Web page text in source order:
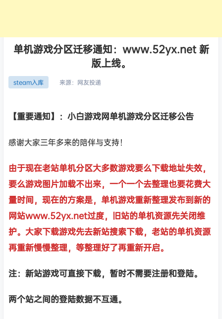
单机游戏分区迁移通知：www.52yx.net 新
版上线。
steam入库 来源： 网友投递
【重要通知】：小白游戏网单机游戏分区迁移公告
感谢大家三年多来的陪伴与支持！
由于现在老站单机分区大多数游戏要么下载地址失效，
要么游戏图片加载不出来，一个一个去整理也要花费大
量时间，现在的方案是，单机游戏重新整理发布到新的
网站www.52yx.net过度，旧站的单机资源先关闭维
护。大家下载游戏先去新站搜索下载，老站的单机资源
再重新慢慢整理，等整理好了再重新开启。
注：新站游戏可直接下载，暂时不需要注册和登陆。
两个站之间的登陆数据不互通。